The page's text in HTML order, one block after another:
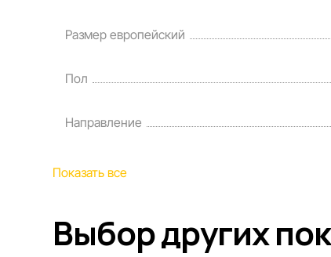
Размер европейский
Пол
Направление
Показать все
Выбор других